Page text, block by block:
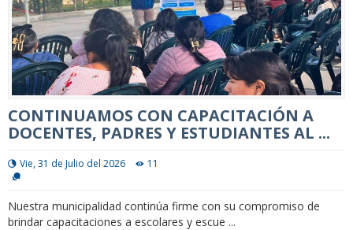
CONTINUAMOS CON CAPACITACIÓN A
DOCENTES, PADRES Y ESTUDIANTES AL ...
Vie, 31 de Julio del 2026 11
Nuestra municipalidad continúa firme con su compromiso de
brindar capacitaciones a escolares y escue ...